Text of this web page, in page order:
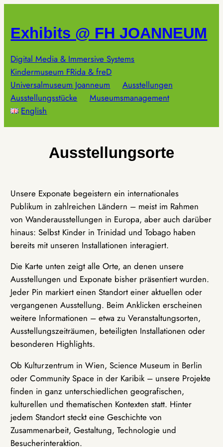
springen
Exhibits @ FH JOANNEUM
Digital Media & Immersive Systems
Kindermuseum FRida & freD
Universalmuseum Joanneum
Ausstellungen
Ausstellungsstücke
Museumsmanagement
English
Ausstellungsorte
Unsere Exponate begeistern ein internationales
Publikum in zahlreichen Ländern – meist im Rahmen
von Wanderausstellungen in Europa, aber auch darüber
hinaus: Selbst Kinder in Trinidad und Tobago haben
bereits mit unseren Installationen interagiert.
Die Karte unten zeigt alle Orte, an denen unsere
Ausstellungen und Exponate bisher präsentiert wurden.
Jeder Pin markiert einen Standort einer aktuellen oder
vergangenen Ausstellung. Beim Anklicken erscheinen
weitere Informationen – etwa zu Veranstaltungsorten,
Ausstellungszeiträumen, beteiligten Installationen oder
besonderen Highlights.
Ob Kulturzentrum in Wien, Science Museum in Berlin
oder Community Space in der Karibik – unsere Projekte
finden in ganz unterschiedlichen geografischen,
kulturellen und thematischen Kontexten statt. Hinter
jedem Standort steckt eine Geschichte von
Zusammenarbeit, Gestaltung, Technologie und
Besucherinteraktion.